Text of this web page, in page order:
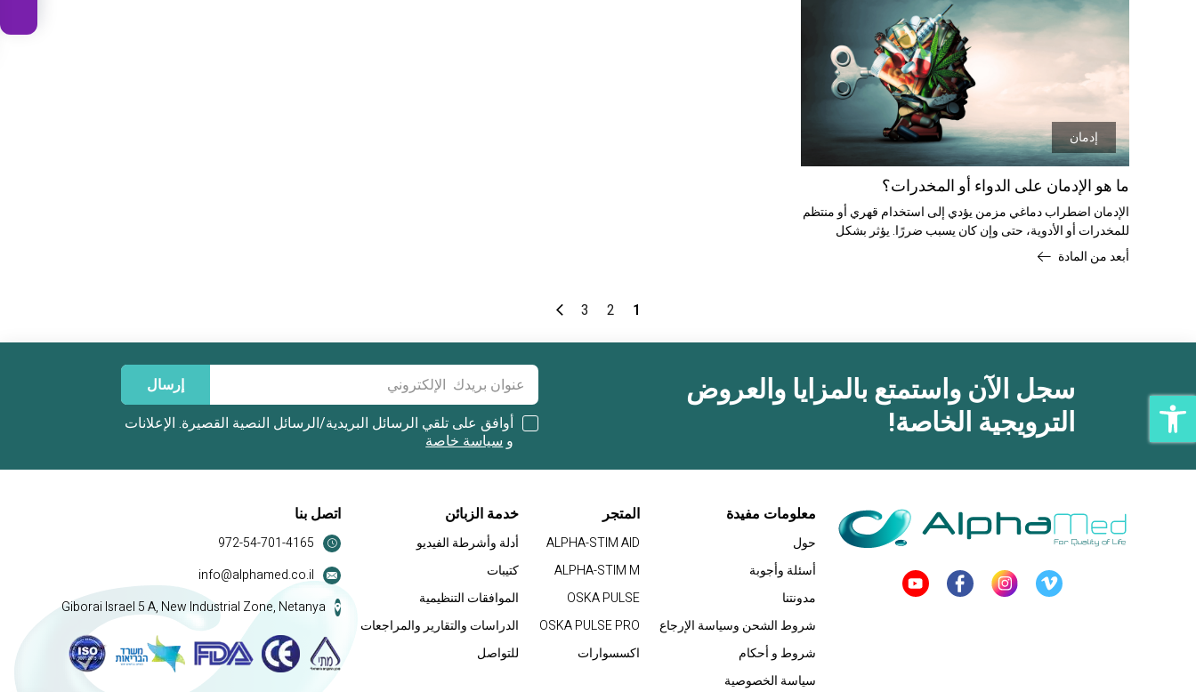
افتح شريط الوصول
إدمان
ما هو الإدمان على الدواء أو المخدرات؟
الإدمان اضطراب دماغي مزمن يؤدي إلى استخدام قهري أو منتظم
للمخدرات أو الأدوية، حتى وإن كان يسبب ضررًا. يؤثر بشكل
رئيسي على:
أبعد من المادة
1
2
3
سجل الآن واستمتع بالمزايا والعروض
الترويجية الخاصة!
بريد إلكتروني
إرسال
أوافق على تلقي الرسائل البريدية/الرسائل النصية القصيرة. الإعلانات
وسياسة خاصة
معلومات مفيدة
حول
أسئلة وأجوبة
مدونتنا
شروط الشحن وسياسة الإرجاع
شروط و أحكام
سياسة الخصوصية
المتجر
ALPHA-STIM AID
ALPHA-STIM M
OSKA PULSE
OSKA PULSE PRO
اكسسوارات
خدمة الزبائن
أدلة وأشرطة الفيديو
كتيبات
الموافقات التنظيمية
الدراسات والتقارير والمراجعات
للتواصل
اتصل بنا
972-54-701-4165
info@alphamed.co.il
Giborai Israel 5 A, New Industrial Zone, Netanya